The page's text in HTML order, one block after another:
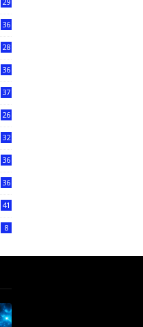
36
28
36
37
26
32
36
36
41
8